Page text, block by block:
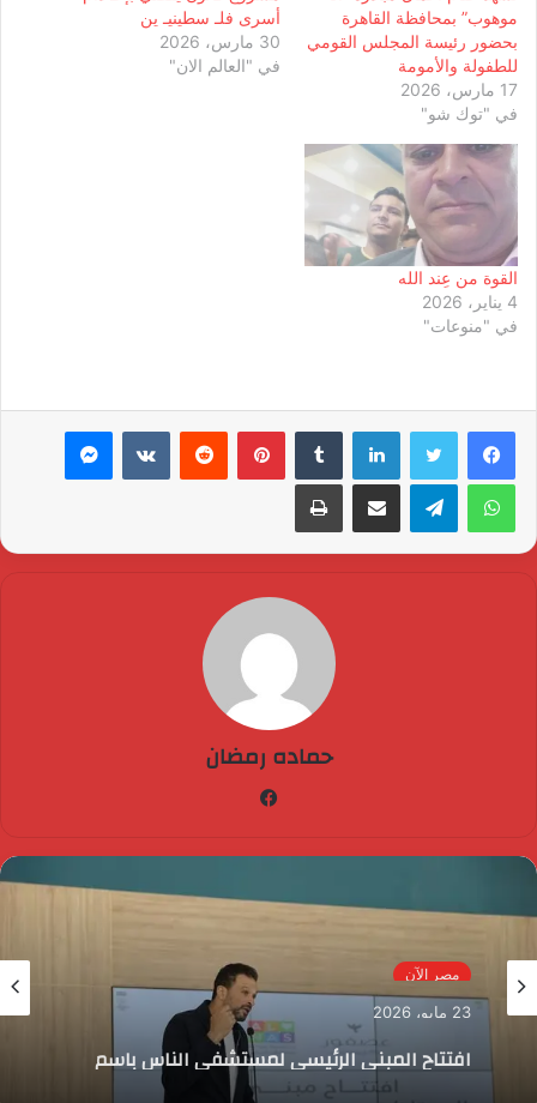
موهوب” بمحافظة القاهرة
بحضور رئيسة المجلس القومي
للطفولة والأمومة
17 مارس، 2026
في "توك شو"
أسرى فلـ سطينيـ ين
30 مارس، 2026
في "العالم الان"
القوة من عِند الله
4 يناير، 2026
في "منوعات"
لينكدإن بينتيريست ماسنجر
واتساب تيلقرام مشاركة عبر البريد طباعة
حماده رمضان
مصر الآن
23 مايو، 2026
افتتاح المبنى الرئيسي لمستشفى الناس باسم
الراحل خميس عصفور